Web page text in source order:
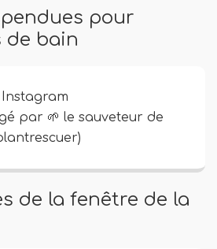
pour
de bain
par 🌱 le sauveteur de
de la fenêtre de la